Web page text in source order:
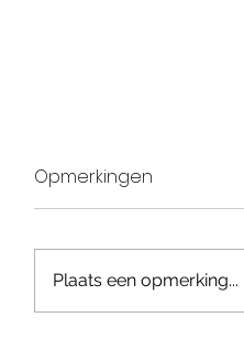
Opmerkingen
Plaats een opmerking...